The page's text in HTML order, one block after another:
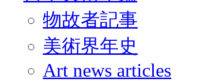
物故者記事
美術界年史
Art news articles